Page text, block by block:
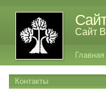
Сайт
Главная
Контакты